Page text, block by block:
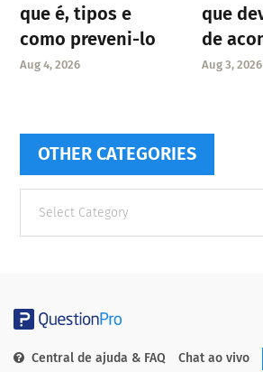
que é, tipos e
como preveni-lo
Aug 4, 2026
que
de
Aug 3, 2026
OTHER CATEGORIES
categories
Central de ajuda & FAQ Chat ao vivo